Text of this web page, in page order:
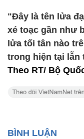
"Đây là tên lửa
xé toạc gần như
lửa tối tân nào
trong hiện tại
Theo RT/ Bộ